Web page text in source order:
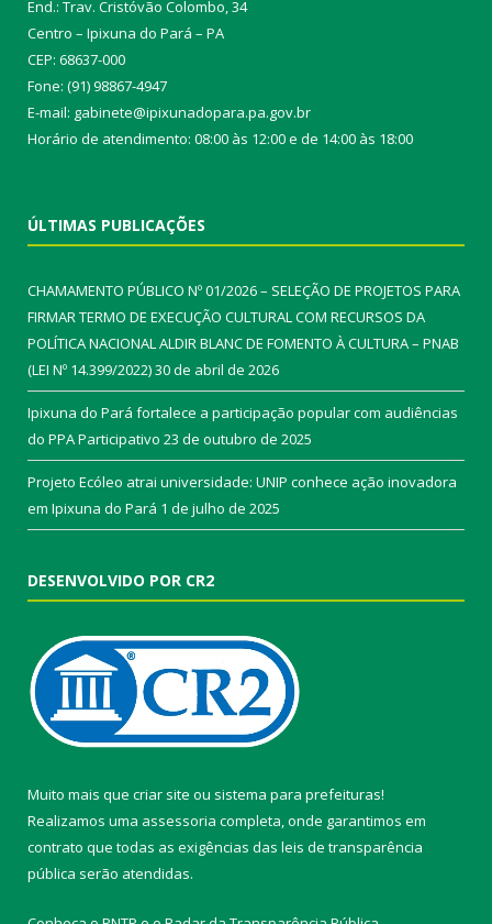
End.: Trav. Cristóvão Colombo, 34
Centro – Ipixuna do Pará – PA
CEP: 68637-000
Fone: (91) 98867-4947
E-mail: gabinete@ipixunadopara.pa.gov.br
Horário de atendimento: 08:00 às 12:00 e de 14:00 às 18:00
ÚLTIMAS PUBLICAÇÕES
CHAMAMENTO PÚBLICO Nº 01/2026 – SELEÇÃO DE PROJETOS PARA
FIRMAR TERMO DE EXECUÇÃO CULTURAL COM RECURSOS DA
POLÍTICA NACIONAL ALDIR BLANC DE FOMENTO À CULTURA – PNAB
(LEI Nº 14.399/2022)30 de abril de 2026
Ipixuna do Pará fortalece a participação popular com audiências
do PPA Participativo 23 de outubro de 2025
Projeto Ecóleo atrai universidade: UNIP conhece ação inovadora
em Ipixuna do Pará 1 de julho de 2025
DESENVOLVIDO POR CR2
Muito mais que criar site ou sistema para prefeituras!
Realizamos uma assessoria completa, onde garantimos em
contrato que todas as exigências das leis de transparência
pública serão atendidas.